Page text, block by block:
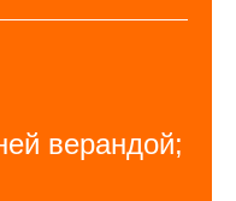
верандой;